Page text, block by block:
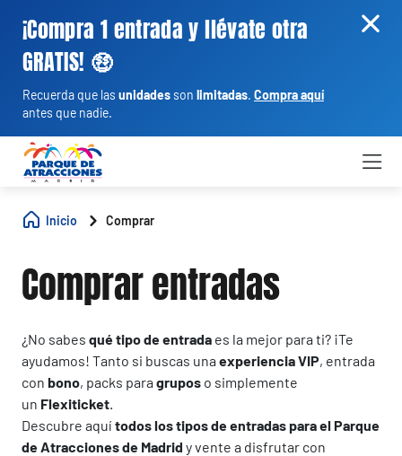
¡Compra 1 entrada y llévate otra
GRATIS! 🤑
Recuerda que las unidadesson limitadas. Compra aquí
antes que nadie.
Inicio Comprar
Comprar entradas
¿No sabes qué tipo de entrada es la mejor para ti? ¡Te
ayudamos! Tanto si buscas unaexperiencia VIP, entrada
con bono, packs paragrupos o simplemente
un Flexiticket.
Descubre aquí todos los tipos de entradas para el Parque
de Atracciones de Madrid y vente a disfrutar con